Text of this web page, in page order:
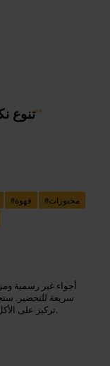
تنوع”
#قهوة #مخبوزات
أجواء غير رسمية
سريعة للتحضير.
تركيز على الأكل الاجتماعي والمشاركة بدلاً من تناول وجبة رسمية.